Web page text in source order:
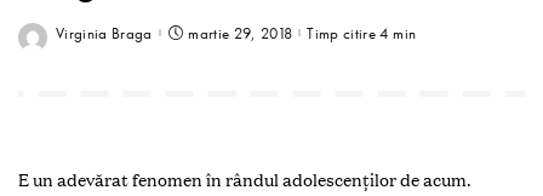
Virginia Braga martie 29, 2018 Timp citire 4 min
E un adevărat fenomen în rândul adolescenților de acum.